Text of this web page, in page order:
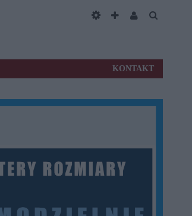
KONTAKT